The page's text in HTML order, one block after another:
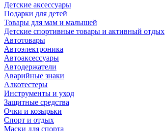
Детские аксессуары
Подарки для детей
Товары для мам и малышей
Детские спортивные товары и активный отдых
Автотовары
Автоэлектроника
Автоаксессуары
Автодержатели
Аварийные знаки
Алкотестеры
Инструменты и уход
Защитные средства
Очки и козырьки
Спорт и отдых
Маски для спорта